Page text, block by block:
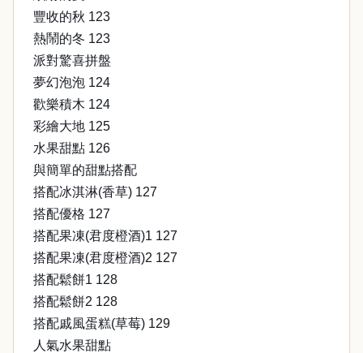
豐收的秋 123
熱鬧的冬 123
派對驚喜拼盤
夢幻泡泡 124
歡樂積木 124
彩繪大地 125
水果甜點 126
與簡單的甜點搭配
搭配冰淇淋(香草) 127
搭配優格 127
搭配果凍(君度橙酒)1 127
搭配果凍(君度橙酒)2 127
搭配鬆餅1 128
搭配鬆餅2 128
搭配戚風蛋糕(草莓) 129
人氣水果甜點